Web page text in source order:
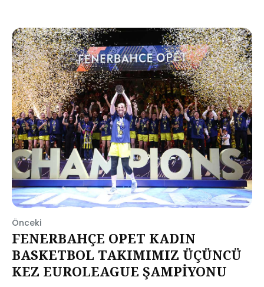
Önceki
FENERBAHÇE OPET KADIN
BASKETBOL TAKIMIMIZ ÜÇÜNCÜ
KEZ EUROLEAGUE ŞAMPİYONU